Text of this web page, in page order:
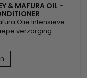
& MAFURA OIL -
Olie Intensieve
verzorging
Mafura, honing,
breuk. Het ontwart
het laat ze zacht,
te...